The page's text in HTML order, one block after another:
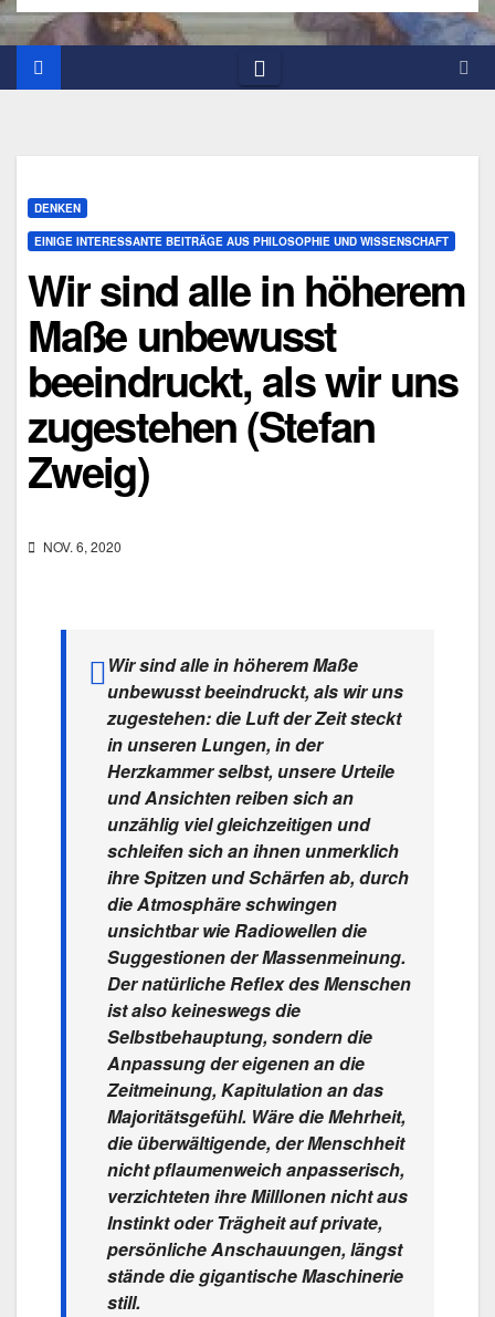
DENKEN
EINIGE INTERESSANTE BEITRÄGE AUS PHILOSOPHIE UND WISSENSCHAFT
Wir sind alle in höherem
Maße unbewusst
beeindruckt, als wir uns
zugestehen (Stefan
Zweig)
NOV. 6, 2020
Wir sind alle in höherem Maße
unbewusst beeindruckt, als wir uns
zugestehen: die Luft der Zeit steckt
in unseren Lungen, in der
Herzkammer selbst, unsere Urteile
und Ansichten reiben sich an
unzählig viel gleichzeitigen und
schleifen sich an ihnen unmerklich
ihre Spitzen und Schärfen ab, durch
die Atmosphäre schwingen
unsichtbar wie Radiowellen die
Suggestionen der Massenmeinung.
Der natürliche Reflex des Menschen
ist also keineswegs die
Selbstbehauptung, sondern die
Anpassung der eigenen an die
Zeitmeinung, Kapitulation an das
Majoritätsgefühl. Wäre die Mehrheit,
die überwältigende, der Menschheit
nicht pflaumenweich anpasserisch,
verzichteten ihre Milllonen nicht aus
Instinkt oder Trägheit auf private,
persönliche Anschauungen, längst
stände die gigantische Maschinerie
still.